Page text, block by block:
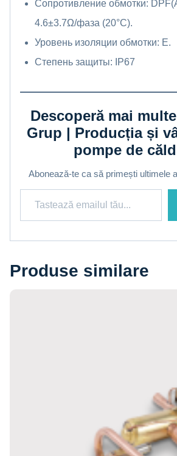
Сопротивление обмотки:
4.6±3.7Ω/фаза (20°C).
Уровень изоляции обмотки: E.
Степень защиты: IP67
Descoperă mai
Grup | Producția și
pompe de
Abonează-te ca să primești ultimele
Tastează emailul tău...
Produse similare